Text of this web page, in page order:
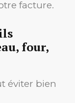
facture.
four,
éviter bien